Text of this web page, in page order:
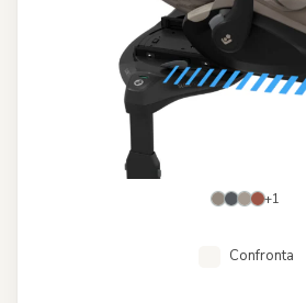
+1
Confronta